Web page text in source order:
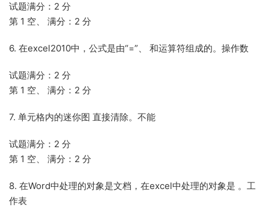
试题满分：2 分
第 1 空、 满分：2 分
6. 在excel2010中，公式是由“=”、 和运算符组成的。操作数
试题满分：2 分
第 1 空、 满分：2 分
7. 单元格内的迷你图 直接清除。不能
试题满分：2 分
第 1 空、 满分：2 分
8. 在Word中处理的对象是文档，在excel中处理的对象是 。工
作表